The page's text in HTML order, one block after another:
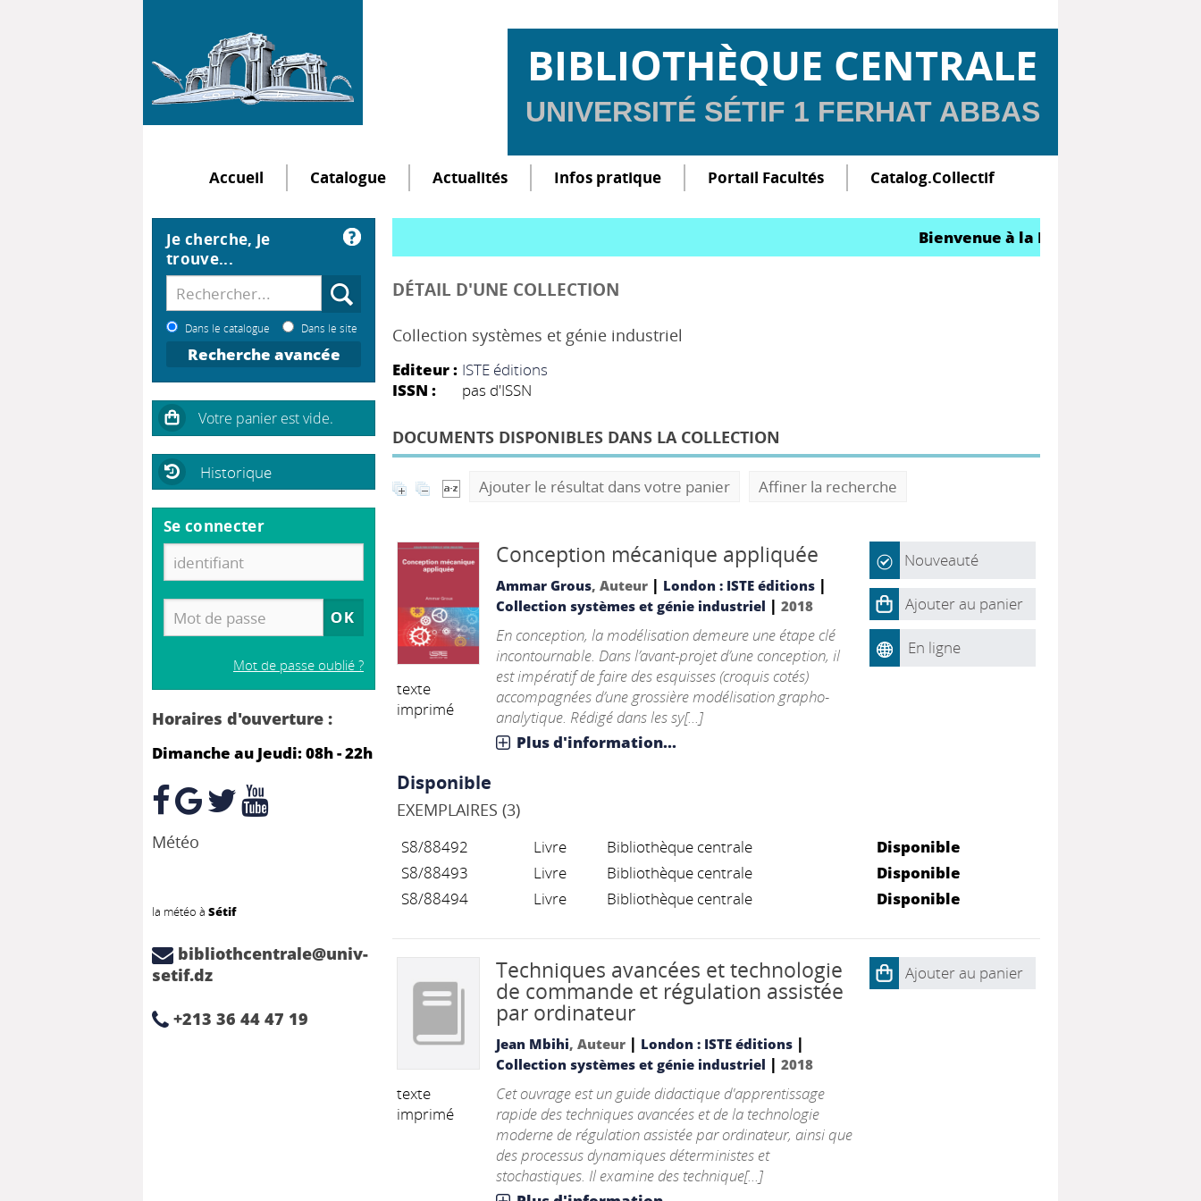
BIBLIOTHÈQUE CENTRALE
UNIVERSITÉ SÉTIF 1 FERHAT ABBAS
Accueil Catalogue Actualités Infos pratique Portail Facultés Catalog.Collectif
Bienvenue à la Bibliothèque Centrale
DÉTAIL D'UNE COLLECTION
Collection systèmes et génie industriel
Editeur : ISTE éditions
ISSN :
pas d'ISSN
DOCUMENTS DISPONIBLES DANS LA COLLECTION
Ajouter le résultat dans votre panier Affiner la recherche
texte
imprimé
Conception mécanique appliquée
Ammar Grous, Auteur | London : ISTE éditions|
Collection systèmes et génie industriel | 2018
En conception, la modélisation demeure une étape clé
incontournable. Dans l’avant-projet d’une conception, il
est impératif de faire des esquisses (croquis cotés)
accompagnées d’une grossière modélisation grapho-
analytique. Rédigé dans les sy[...]
Plus d'information...
Nouveauté
Ajouter au panier
En ligne
Disponible
EXEMPLAIRES (3)
S8/88492 Livre Bibliothèque centrale
Disponible
S8/88493
Livre Bibliothèque centrale
Disponible
S8/88494
Livre Bibliothèque centrale Disponible
texte
imprimé
Techniques avancées et technologie
de commande et régulation assistée
par ordinateur
Jean Mbihi, Auteur | London : ISTE éditions|
Collection systèmes et génie industriel | 2018
Cet ouvrage est un guide didactique d'apprentissage
rapide des techniques avancées et de la technologie
moderne de régulation assistée par ordinateur, ainsi que
des processus dynamiques déterministes et
stochastiques. Il examine des technique[...]
Ajouter au panier
Je cherche, je
trouve...
Dans le catalogue Dans le site
Recherche avancée
Historique
Se connecter
Mot de passe oublié ?
Horaires d'ouverture :
Dimanche au Jeudi: 08h - 22h
Météo
la météo à Sétif
bibliothcentrale@univ-
setif.dz
+213 36 44 47 19